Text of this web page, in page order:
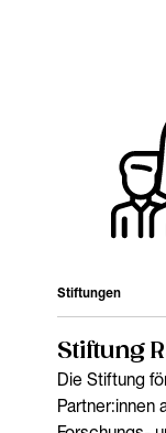
Stiftungen
Stiftung
Die Stiftung
Partner:innen